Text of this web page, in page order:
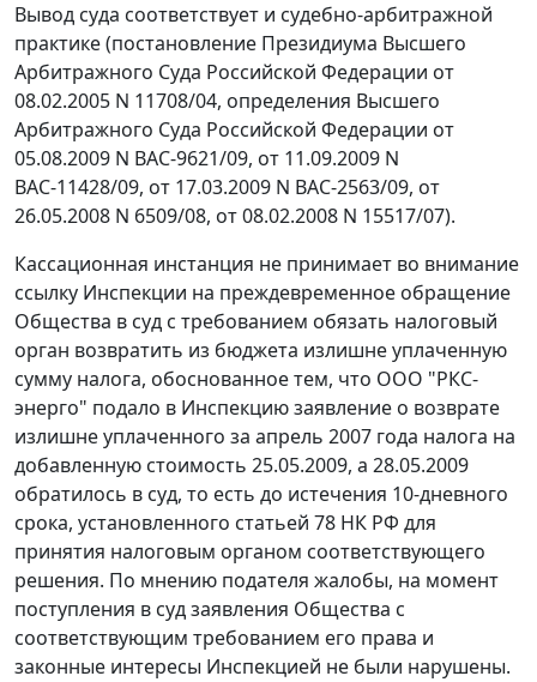
Вывод суда соответствует и судебно-арбитражной
практике (постановление Президиума Высшего
Арбитражного Суда Российской Федерации от
08.02.2005 N 11708/04, определения Высшего
Арбитражного Суда Российской Федерации от
05.08.2009 N ВАС-9621/09, от 11.09.2009 N
ВАС-11428/09, от 17.03.2009 N ВАС-2563/09, от
26.05.2008 N 6509/08, от 08.02.2008 N 15517/07).
Кассационная инстанция не принимает во внимание
ссылку Инспекции на преждевременное обращение
Общества в суд с требованием обязать налоговый
орган возвратить из бюджета излишне уплаченную
сумму налога, обоснованное тем, что ООО "РКС-
энерго" подало в Инспекцию заявление о возврате
излишне уплаченного за апрель 2007 года налога на
добавленную стоимость 25.05.2009, а 28.05.2009
обратилось в суд, то есть до истечения 10-дневного
срока, установленного статьей 78 НК РФ для
принятия налоговым органом соответствующего
решения. По мнению подателя жалобы, на момент
поступления в суд заявления Общества с
соответствующим требованием его права и
законные интересы Инспекцией не были нарушены.